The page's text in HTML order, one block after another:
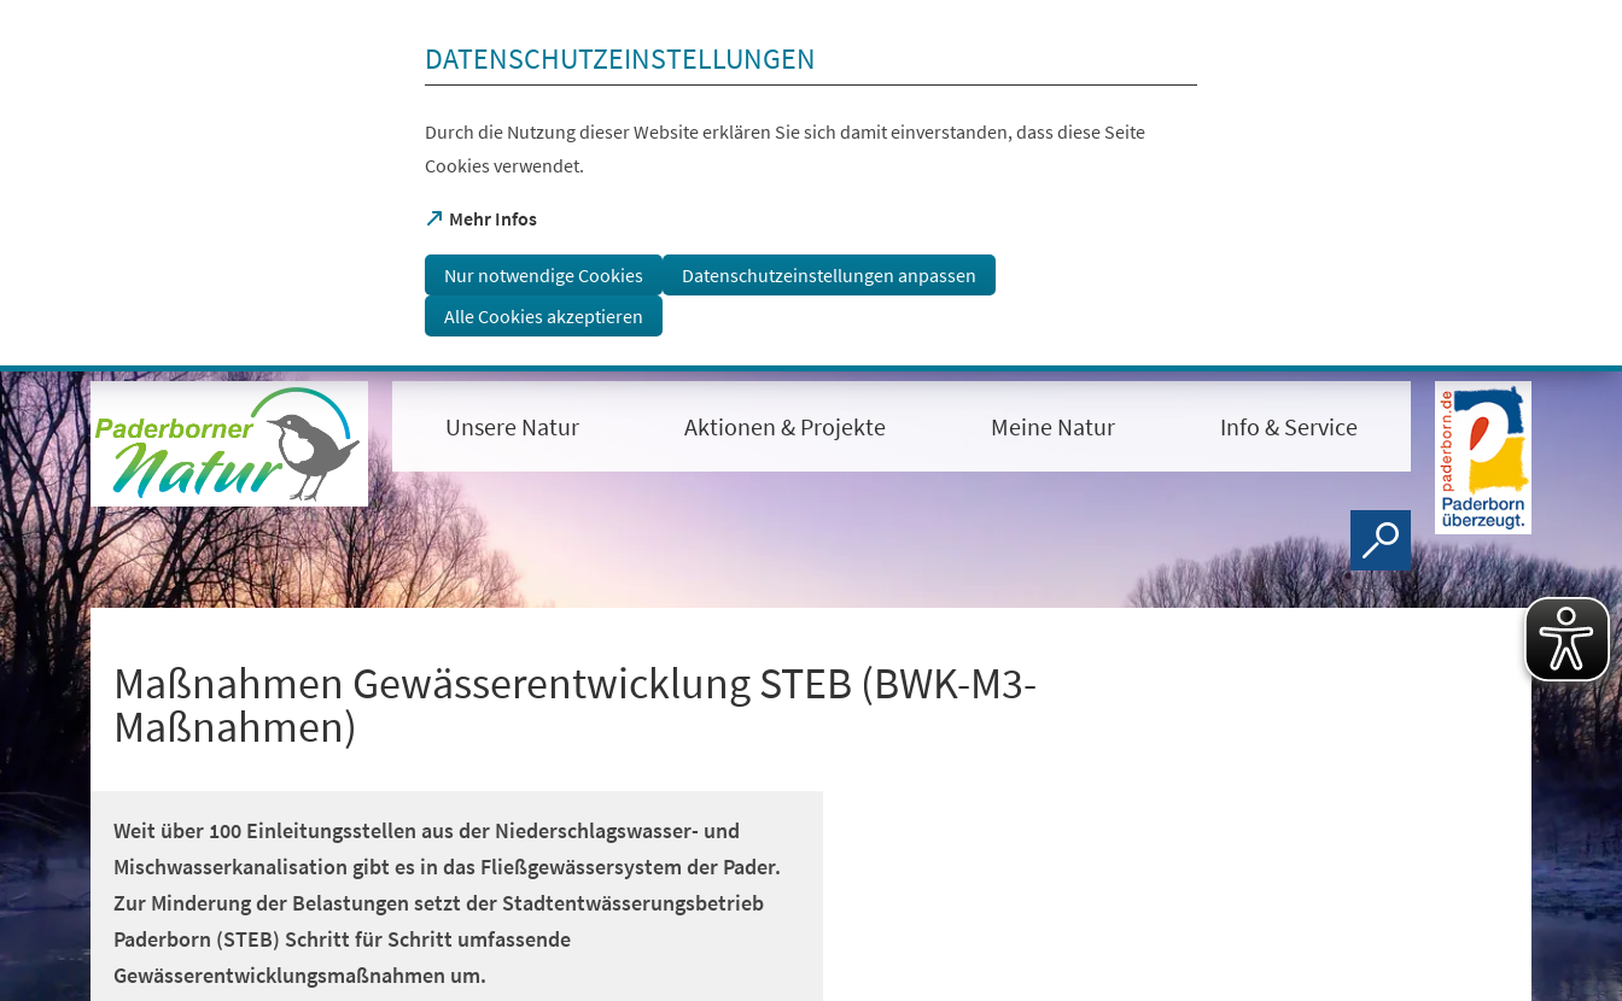
Visuelle
Assistenzsoftware
öffnen.
Mit
der
Tastatur
erreichbar
über
ALT
+
1
DATENSCHUTZEINSTELLUNGEN
Durch die Nutzung dieser Website erklären Sie sich damit einverstanden, dass diese Seite
Cookies verwendet.
Mehr Infos
(Öffnet
einem
neuen
Tab)
Nur notwendige Cookies
Datenschutzeinstellungen anpassen
Alle Cookies akzeptieren
Unsere Natur Aktionen & Projekte Meine Natur Info & Service
Maßnahmen Gewässerentwicklung STEB (BWK-M3-
Maßnahmen)
Weit über 100 Einleitungsstellen aus der Niederschlagswasser- und
Mischwasserkanalisation gibt es in das Fließgewässersystem der Pader.
Zur Minderung der Belastungen setzt der Stadtentwässerungsbetrieb
Paderborn (STEB) Schritt für Schritt umfassende
Gewässerentwicklungsmaßnahmen um.